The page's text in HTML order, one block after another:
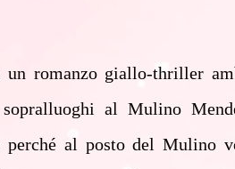
un romanzo giallo-thriller
al Mulino
perché al posto del Mulino